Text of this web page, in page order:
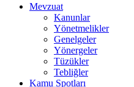
Mevzuat
Kanunlar
Yönetmelikler
Genelgeler
Yönergeler
Tüzükler
Tebliğler
Kamu Spotları